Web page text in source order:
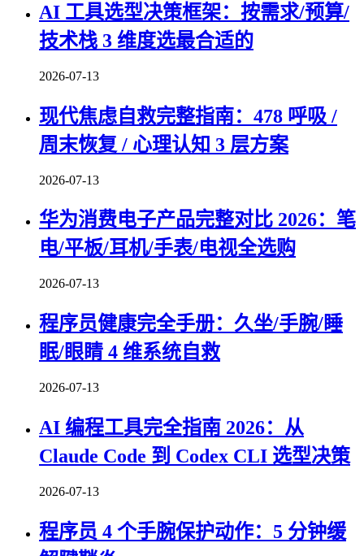
AI 工具选型决策框架：按需求/预算/
技术栈 3 维度选最合适的
2026-07-13
现代焦虑自救完整指南：478 呼吸 /
周末恢复 / 心理认知 3 层方案
2026-07-13
华为消费电子产品完整对比 2026：笔
电/平板/耳机/手表/电视全选购
2026-07-13
程序员健康完全手册：久坐/手腕/睡
眠/眼睛 4 维系统自救
2026-07-13
AI 编程工具完全指南 2026：从
Claude Code 到 Codex CLI 选型决策
2026-07-13
程序员 4 个手腕保护动作：5 分钟缓